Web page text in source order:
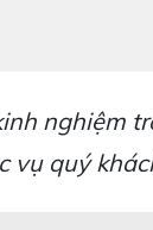
nghiệm
vụ quý